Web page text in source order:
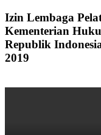
Izin Lembaga
Kementerian
Republik
2019